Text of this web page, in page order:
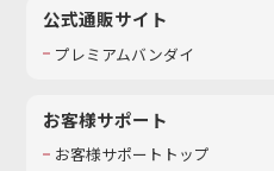
公式通販サイト
プレミアムバンダイ
お客様サポート
お客様サポートトップ